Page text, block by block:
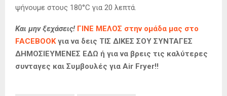
ψήνουμε στους 180°C για 20 λεπτά.
Και μην ξεχάσεις! ΓΙΝΕ ΜΕΛΟΣ στην ομάδα μας στο
FACEBOOKγια να δεις ΤΙΣ ΔΙΚΕΣ ΣΟΥ ΣΥΝΤΑΓΕΣ
ΔΗΜΟΣΙΕΥΜΕΝΕΣ ΕΔΩ ή για να βρεις τις καλύτερες
συνταγες και Συμβουλές για Air Fryer!!